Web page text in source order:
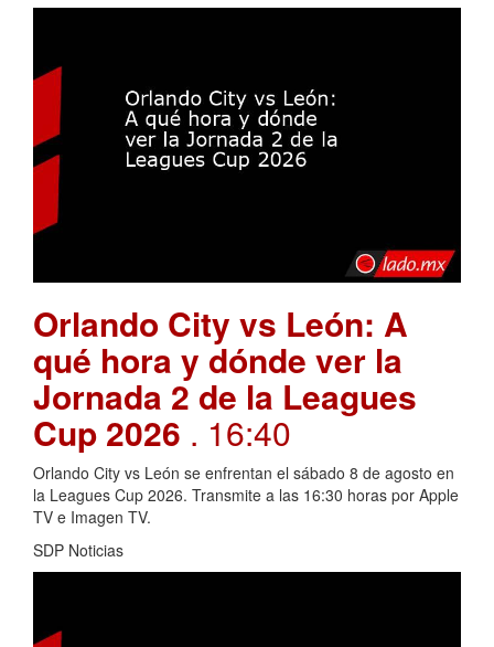
Orlando City vs León: A
qué hora y dónde ver la
Jornada 2 de la Leagues
Cup 2026 . 16:40
Orlando City vs León se enfrentan el sábado 8 de agosto en
la Leagues Cup 2026. Transmite a las 16:30 horas por Apple
TV e Imagen TV.
SDP Noticias